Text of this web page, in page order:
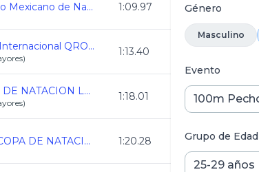
Abierto Mexicano de Natacion 2025 1:09.97
Copa Internacional QRO2025 CC
)
1:13.40
COPA DE NATACION LA LOMA CURSO CORTO 2025
)
1:18.01
XLIII COPA DE NATACION Infantil y Juvenil C 1:20.28
Género
Masculino
Evento
Grupo de Edad